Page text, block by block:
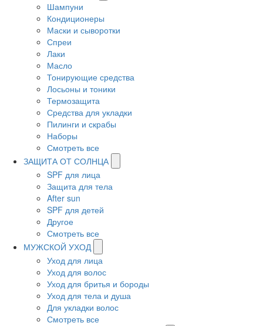
Шампуни
Кондиционеры
Маски и сыворотки
Спреи
Лаки
Масло
Тонирующие средства
Лосьоны и тоники
Термозащита
Средства для укладки
Пилинги и скрабы
Наборы
Смотреть все
ЗАЩИТА ОТ СОЛНЦА
SPF для лица
Защита для тела
After sun
SPF для детей
Другое
Смотреть все
МУЖСКОЙ УХОД
Уход для лица
Уход для волос
Уход для бритья и бороды
Уход для тела и душа
Для укладки волос
Смотреть все